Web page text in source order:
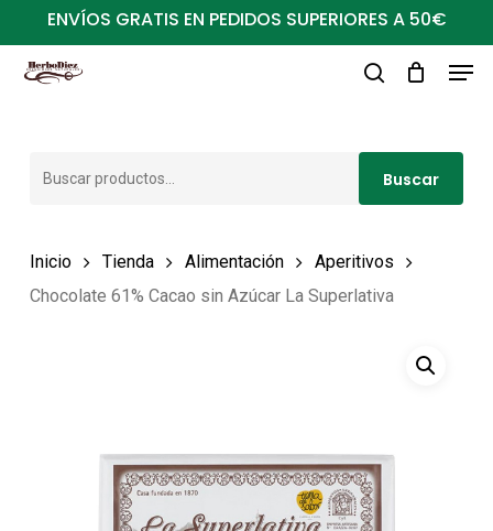
al
contenido
ENVÍOS GRATIS EN PEDIDOS SUPERIORES A 50€
Buscar
Inicio Tienda Alimentación
Aperitivos
Chocolate 61% Cacao sin Azúcar La Superlativa
Close